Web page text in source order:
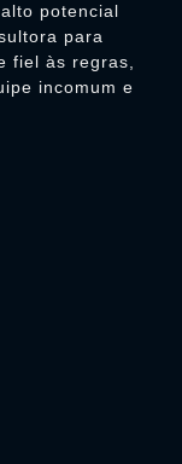
potencial
para
fiel às regras,
incomum e